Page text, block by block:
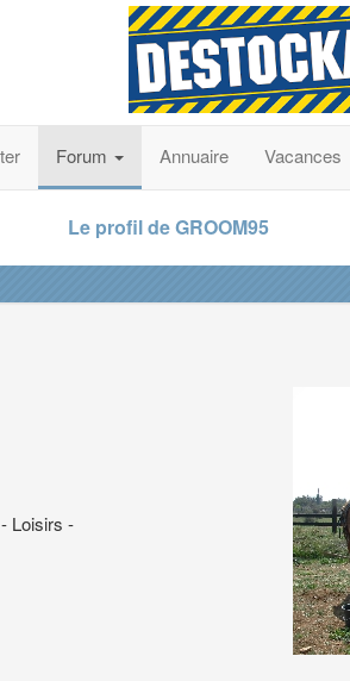
Forum Annuaire Vacances
Le profil de GROOM95
Loisirs -